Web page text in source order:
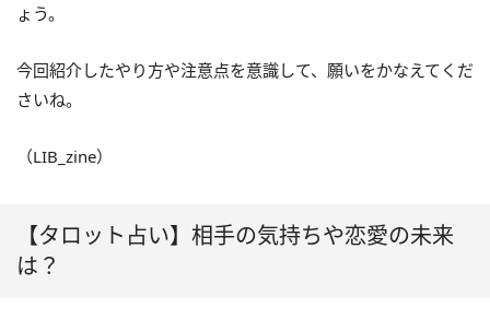
ょう。
今回紹介したやり方や注意点を意識して、願いをかなえてくだ
さいね。
（LIB_zine）
【タロット占い】相手の気持ちや恋愛の未来
は？